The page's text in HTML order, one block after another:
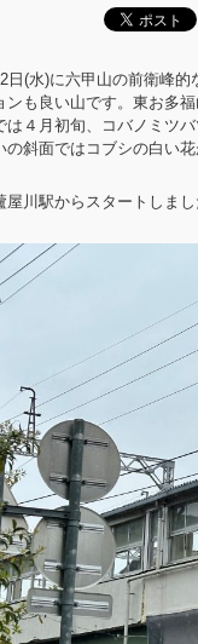
日(水)に六甲山の前衛峰
ンも良い山です。東お多
は４月初旬、コバノミツ
の斜面ではコブシの白い花
屋川駅からスタートしまし